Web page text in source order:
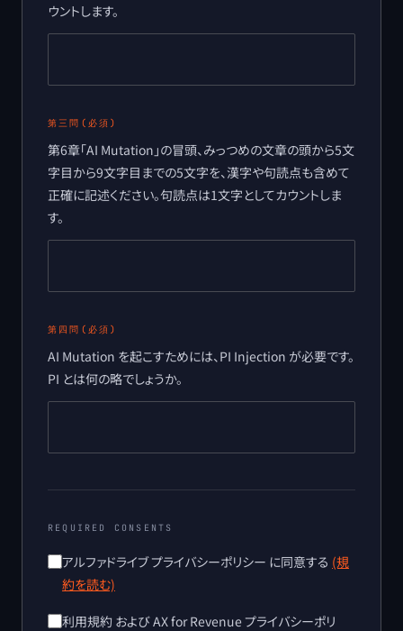
ウントします。
第三問 (必須)
第6章「AI Mutation」の冒頭、みっつめの文章の頭から5文
字目から9文字目までの5文字を、漢字や句読点も含めて
正確に記述ください。句読点は1文字としてカウントしま
す。
第四問 (必須)
AI Mutation を起こすためには、PI Injection が必要です。
PI とは何の略でしょうか。
REQUIRED CONSENTS
アルファドライブ プライバシーポリシー に同意する (規
約を読む)
利用規約 および AX for Revenue プライバシーポリ